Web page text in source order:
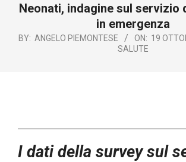
Neonati, indagine sul servizio
in emergenza
BY: ANGELO PIEMONTESE ON: 19
SALUTE
I dati della survey sul